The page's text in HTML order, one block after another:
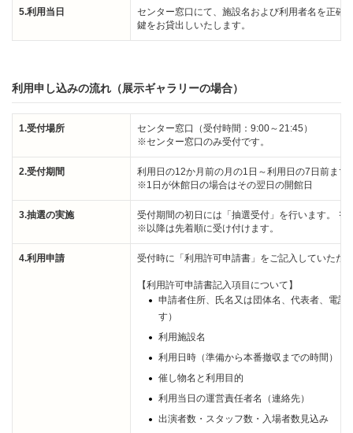
5.利用当日
センター窓口にて、施設名および利用者名を正確
鍵をお貸出しいたします。
利用申し込みの流れ（展示ギャラリーの場合）
1.受付場所
センター窓口（受付時間：9:00～21:45）
※センター窓口のみ受付です。
2.受付期間
利用日の12か月前の月の1日～利用日の7日前まで
※1日が休館日の場合はその翌日の開館日
3.抽選の実施 受付期間の初日には「抽選受付」を行います。
※以降は先着順に受け付けます。
4.利用申請 受付時に「利用許可申請書」をご記入していただ
【利用許可申請書記入項目について】
申請者住所、氏名又は団体名、代表者、電
す）
利用施設名
利用日時（準備から本番撤収までの時間）
催し物名と利用目的
利用当日の運営責任者名（連絡先）
出演者数・スタッフ数・入場者数見込み